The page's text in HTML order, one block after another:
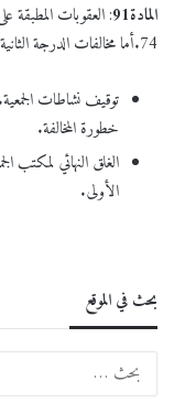
المادة91: العقوبات المطبقة
74.أما مخالفات الدرجة الثانية فزيادة على العقوبات المذكورة نضيف ما يلي:
توقيف نشاطات
خطورة المخالفة.
الغلق النهائي لمكتب
الأولى.
بحث في الموقع